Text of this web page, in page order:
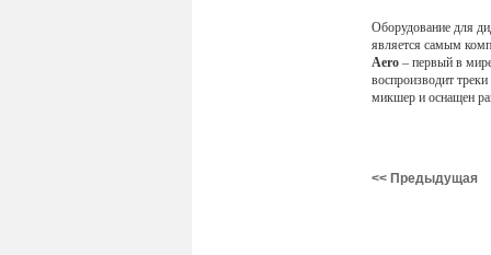
Оборудование для
является самым
Aero – первый в
воспроизводит
микшер и оснащен
<< Предыдущая